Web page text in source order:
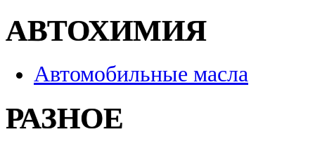
АВТОХИМИЯ
Автомобильные масла
РАЗНОЕ